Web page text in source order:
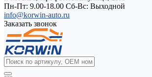
Пн-Пт: 9.00-18.00 Cб-Вс: Выходной
info@korwin-auto.ru
Заказать звонок